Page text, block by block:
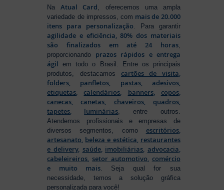
NaAtual Card, oferecemos uma ampla
variedade de impressos, com mais de 20.000
itens para personalização. Para garantir
agilidade e eficiência, 80% dos materiais
são finalizados em até 24 horas,
proporcionando prazos rápidos e entrega
ágil em todo o Brasil. Entre os principais
produtos, destacamos cartões de visita,
folders, panfletos, pastas, adesivos,
etiquetas,calendários, banners, copos,
canecas,canetas, chaveiros, quadros,
tapetes, luminárias, entre outros.
Atendemos profissionais e empresas de
diversos segmentos, como escritórios,
artesanato, beleza e estética, restaurantes
e delivery, saúde, imobiliárias, advocacia,
cabeleireiros, setor automotivo, comércio
e muito mais. Seja qual for sua
necessidade, temos a solução gráfica
personalizada para você!